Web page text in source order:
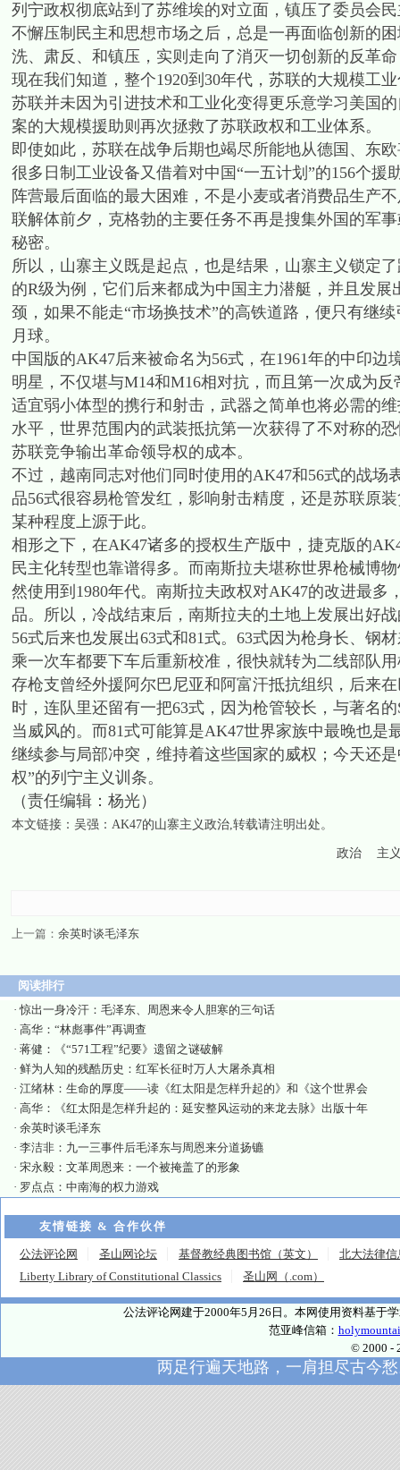
列宁政权彻底站到了苏维埃的对立面，镇压了委员会
不懈压制民主和思想市场之后，总是一再面临创新的
洗、肃反、和镇压，实则走向了消灭一切创新的反革
现在我们知道，整个1920到30年代，苏联的大规模工
苏联并未因为引进技术和工业化变得更乐意学习美国
案的大规模援助则再次拯救了苏联政权和工业体系。
即使如此，苏联在战争后期也竭尽所能地从德国、东
很多日制工业设备又借着对中国“一五计划”的156个援
阵营最后面临的最大困难，不是小麦或者消费品生产
联解体前夕，克格勃的主要任务不再是搜集外国的军
秘密。
所以，山寨主义既是起点，也是结果，山寨主义锁定
的R级为例，它们后来都成为中国主力潜艇，并且发
颈，如果不能走“市场换技术”的高铁道路，便只有继
月球。
中国版的AK47后来被命名为56式，在1961年的中印
明星，不仅堪与M14和M16相对抗，而且第一次成为
适宜弱小体型的携行和射击，武器之简单也将必需的
水平，世界范围内的武装抵抗第一次获得了不对称的
苏联竞争输出革命领导权的成本。
不过，越南同志对他们同时使用的AK47和56式的战
品56式很容易枪管发红，影响射击精度，还是苏联原
某种程度上源于此。
相形之下，在AK47诸多的授权生产版中，捷克版的
民主化转型也靠谱得多。而南斯拉夫堪称世界枪械博
然使用到1980年代。南斯拉夫政权对AK47的改进最
品。所以，冷战结束后，南斯拉夫的土地上发展出好
56式后来也发展出63式和81式。63式因为枪身长、钢
乘一次车都要下车后重新校准，很快就转为二线部队
存枪支曾经外援阿尔巴尼亚和阿富汗抵抗组织，后来
时，连队里还留有一把63式，因为枪管较长，与著名
当威风的。而81式可能算是AK47世界家族中最晚也
继续参与局部冲突，维持着这些国家的威权；今天还
权”的列宁主义训条。
（责任编辑：杨光）
本文链接： 吴强：AK47的山寨主义政治,转载请注明出处。
政治 主
上一篇： 余英时谈毛泽东
阅读排行
·惊出一身冷汗：毛泽东、周恩来令人胆寒的三句话
· 高华：“林彪事件”再调查
· 蒋健：《“571工程”纪要》遗留之谜破解
· 鲜为人知的残酷历史：红军长征时万人大屠杀真相
· 江绪林：生命的厚度——读《红太阳是怎样升起的》和《这个世界会
· 高华：《红太阳是怎样升起的：延安整风运动的来龙去脉》出版十年
· 余英时谈毛泽东
· 李洁非：九一三事件后毛泽东与周恩来分道扬镳
· 宋永毅：文革周恩来：一个被掩盖了的形象
· 罗点点：中南海的权力游戏
友情链接 & 合作伙伴
公法评论网 圣山网论坛 基督教经典图书馆（英文）
北大法律信
Liberty Library of Constitutional Classics
圣山网（.com）
公法评论网建于2000年5月26日。本网使用资料基于
范亚峰信箱：
© 2000 -
两足行遍天地路，一肩担尽古今